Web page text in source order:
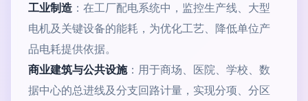
工业制造 ：在工厂配电系统中，监控生产线、大型
电机及关键设备的能耗，为优化工艺、降低单位产
品电耗提供依据。
商业建筑与公共设施：用于商场、医院、学校、数
据中心的总进线及分支回路计量，实现分项、分区